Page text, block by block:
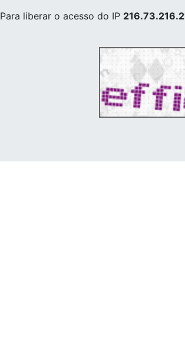
Para liberar o acesso do IP